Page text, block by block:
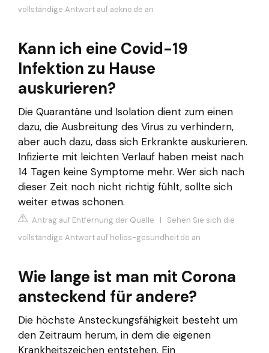
vollständige Antwort auf aekno.de an
Kann ich eine Covid-19
Infektion zu Hause
auskurieren?
Die Quarantäne und Isolation dient zum einen
dazu, die Ausbreitung des Virus zu verhindern,
aber auch dazu, dass sich Erkrankte auskurieren.
Infizierte mit leichten Verlauf haben meist nach
14 Tagen keine Symptome mehr. Wer sich nach
dieser Zeit noch nicht richtig fühlt, sollte sich
weiter etwas schonen.
Antrag auf Entfernung der Quelle | Sehen Sie sich die
vollständige Antwort auf helios-gesundheit.de an
Wie lange ist man mit Corona
ansteckend für andere?
Die höchste Ansteckungsfähigkeit besteht um
den Zeitraum herum, in dem die eigenen
Krankheitszeichen entstehen. Ein